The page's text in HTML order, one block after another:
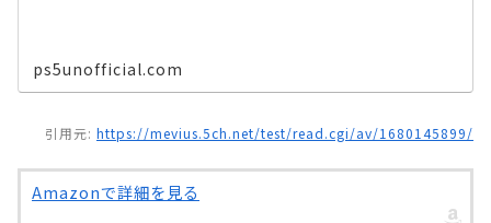
ps5unofficial.com
引用元: https://mevius.5ch.net/test/read.cgi/av/1680145899/
Amazonで詳細を見る